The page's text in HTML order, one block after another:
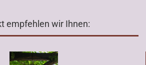
empfehlen wir Ihnen: